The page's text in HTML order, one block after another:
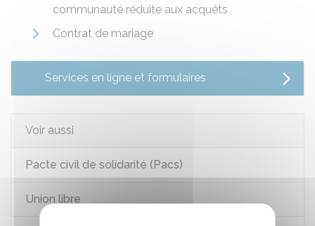
communauté réduite aux acquêts
Contrat de mariage
Services en ligne et formulaires
Voir aussi
Pacte civil de solidarité (Pacs)
Union libre